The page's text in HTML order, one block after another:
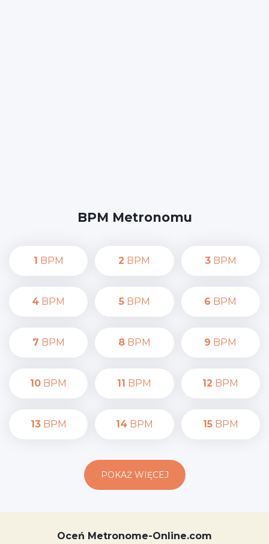
BPM Metronomu
1 BPM 2 BPM 3BPM
4 BPM 5BPM 6 BPM
7 BPM 8BPM 9 BPM
10 BPM 11 BPM 12 BPM
13BPM 14BPM 15BPM
POKAŻ WIĘCEJ
Oceń Metronome-Online.com